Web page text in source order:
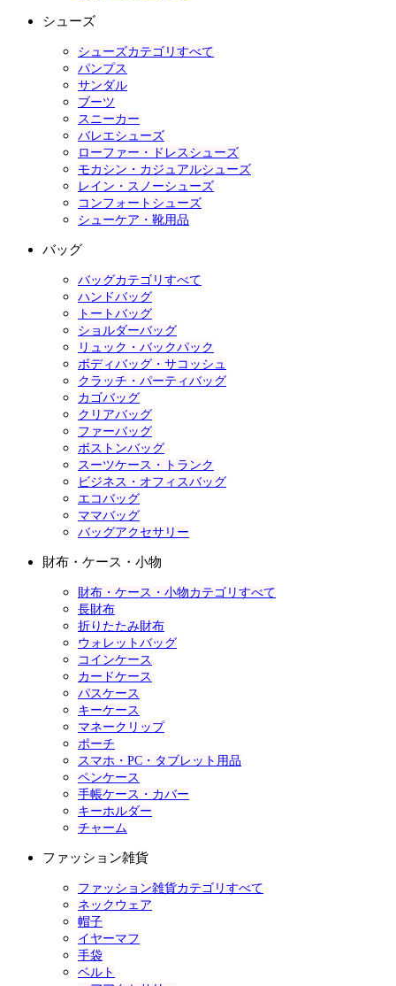
シューズ
シューズカテゴリすべて
パンプス
サンダル
ブーツ
スニーカー
バレエシューズ
ローファー・ドレスシューズ
モカシン・カジュアルシューズ
レイン・スノーシューズ
コンフォートシューズ
シューケア・靴用品
バッグ
バッグカテゴリすべて
ハンドバッグ
トートバッグ
ショルダーバッグ
リュック・バックパック
ボディバッグ・サコッシュ
クラッチ・パーティバッグ
カゴバッグ
クリアバッグ
ファーバッグ
ボストンバッグ
スーツケース・トランク
ビジネス・オフィスバッグ
エコバッグ
ママバッグ
バッグアクセサリー
財布・ケース・小物
財布・ケース・小物カテゴリすべて
長財布
折りたたみ財布
ウォレットバッグ
コインケース
カードケース
パスケース
キーケース
マネークリップ
ポーチ
スマホ・PC・タブレット用品
ペンケース
手帳ケース・カバー
キーホルダー
チャーム
ファッション雑貨
ファッション雑貨カテゴリすべて
ネックウェア
帽子
イヤーマフ
手袋
ベルト